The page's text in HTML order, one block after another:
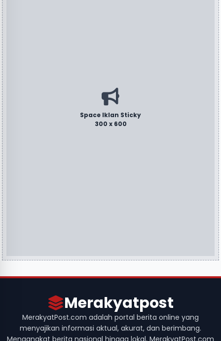
Space Iklan Sticky
300 x 600
Merakyatpost
MerakyatPost.com adalah portal berita online yang
menyajikan informasi aktual, akurat, dan berimbang.
Mengangkat berita nasional hingga lokal, MerakyatPost.com